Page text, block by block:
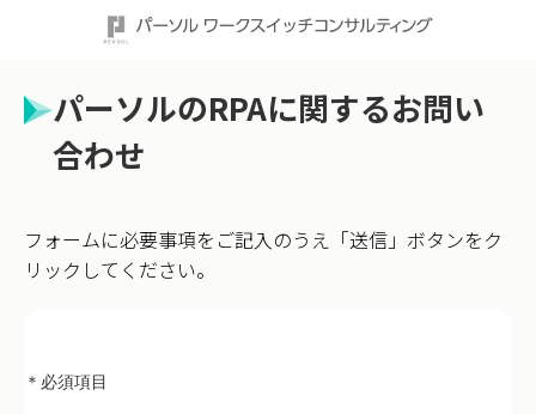
パーソルのRPAに関するお問い
合わせ
フォームに必要事項をご記入のうえ「送信」ボタンをク
リックしてください。